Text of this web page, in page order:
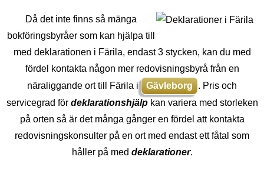
Då det inte finns så mänga
bokföringsbyråer som kan hjälpa till
med deklarationen i Färila, endast 3 stycken, kan du med
fördel kontakta någon mer redovisningsbyrå från en
näraliggande ort till Färila i
Gävleborg . Pris och
servicegrad för deklarationshjälpkan variera med storleken
på orten så är det många gånger en fördel att kontakta
redovisningskonsulter på en ort med endast ett fåtal som
håller på med deklarationer.